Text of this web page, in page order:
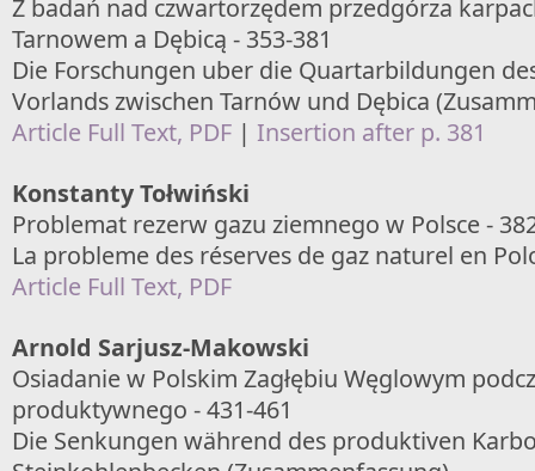
Z badań nad czwartorzędem przedgórza
Tarnowem a Dębicą - 353-381
Die Forschungen uber die Quartarbildungen
Vorlands zwischen Tarnów und Dębica
Article Full Text, PDF | Insertion after p. 381
Konstanty Tołwiński
Problemat rezerw gazu ziemnego w Polsce -
La probleme des réserves de gaz naturel en
Article Full Text, PDF
Arnold Sarjusz-Makowski
Osiadanie w Polskim Zagłębiu Węglowym
produktywnego - 431-461
Die Senkungen während des produktiven